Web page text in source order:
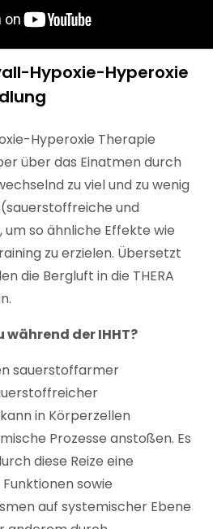
Hypoxie-Hyperoxie
Hyperoxie Therapie
über das Einatmen durch
zu viel und zu wenig
und
so ähnliche Effekte wie
zu erzielen. Übersetzt
die Bergluft in die THERA
der IHHT?
sauerstoffarmer
in Körperzellen
Prozesse anstoßen. Es
diese Reize eine
sowie
auf systemischer Ebene